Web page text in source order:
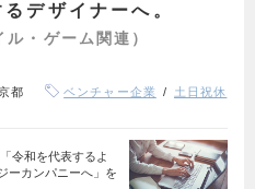
デザイナーへ。
・ゲーム関連）
都 ベンチャー企業
土日祝休
令和を代表するよ
ーカンパニーへ」を